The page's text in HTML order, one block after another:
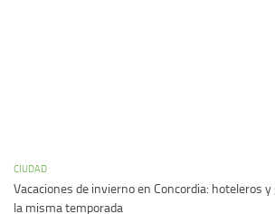
CIUDAD
Vacaciones de invierno en Concordia: hoteleros
la misma temporada